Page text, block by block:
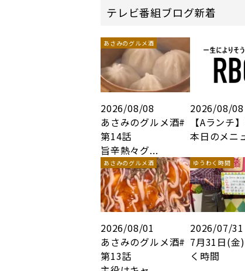
テレビ番組ブログ新着
あさみのグルメ酒
2026/08/08
あさみのグルメ酒#
第14話
旨辛熱々グ...
2026/08/08
【Aランチ
本日のメニ
あさみのグルメ酒
2026/08/01
あさみのグルメ酒#
第13話
ゆうわく時間
2026/07/31
7月31日(金
く時間